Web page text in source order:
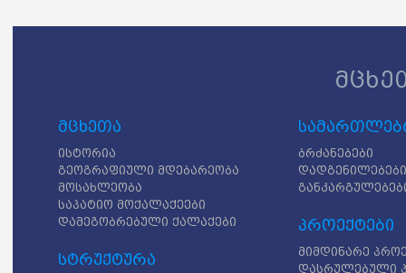
მცხეთა
ისტორია
გეოგრაფიული მდებარეობა
მოსახლეობა
საპატიო მოქალაქეები
დამეგობრებული ქალაქები
სტრუქტურა
ბრძანებები
დადგენილებები
პროექტები
მიმდინარე
დასრულებული